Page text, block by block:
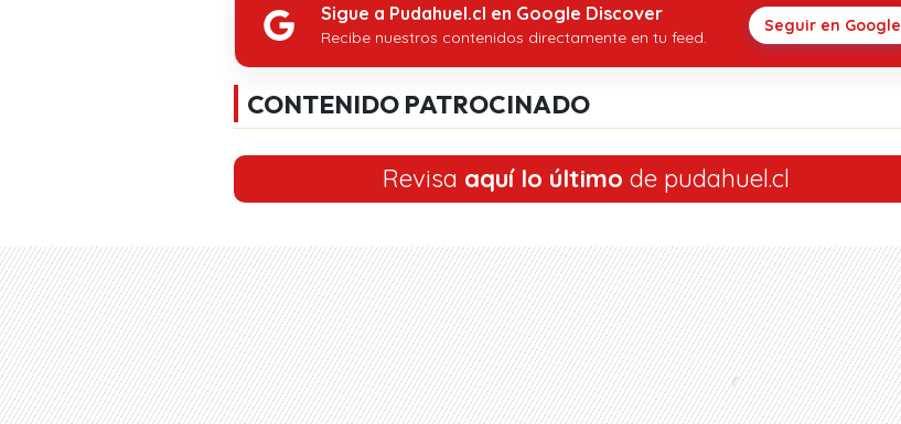
Sigue a Pudahuel.cl en Google Discover
Recibe nuestros contenidos directamente en tu feed.
Seguir en Google
CONTENIDO PATROCINADO
Revisa aquí lo último de pudahuel.cl